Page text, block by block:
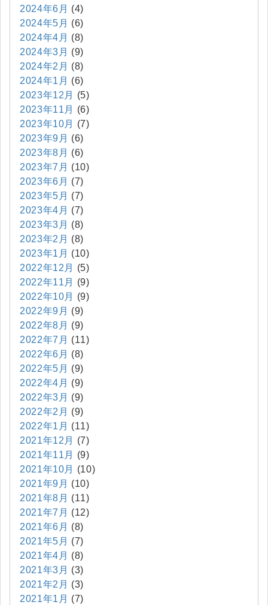
2024年6月 (4)
2024年5月 (6)
2024年4月 (8)
2024年3月 (9)
2024年2月 (8)
2024年1月 (6)
2023年12月
(5)
2023年11月
(6)
2023年10月
(7)
2023年9月 (6)
2023年8月 (6)
2023年7月 (10)
2023年6月 (7)
2023年5月 (7)
2023年4月 (7)
2023年3月 (8)
2023年2月 (8)
2023年1月 (10)
2022年12月
(5)
2022年11月
(9)
2022年10月
(9)
2022年9月 (9)
2022年8月 (9)
2022年7月 (11)
2022年6月 (8)
2022年5月 (9)
2022年4月 (9)
2022年3月 (9)
2022年2月 (9)
2022年1月 (11)
2021年12月
(7)
2021年11月
(9)
2021年10月
(10)
2021年9月 (10)
2021年8月 (11)
2021年7月 (12)
2021年6月 (8)
2021年5月 (7)
2021年4月 (8)
2021年3月 (3)
2021年2月 (3)
2021年1月 (7)